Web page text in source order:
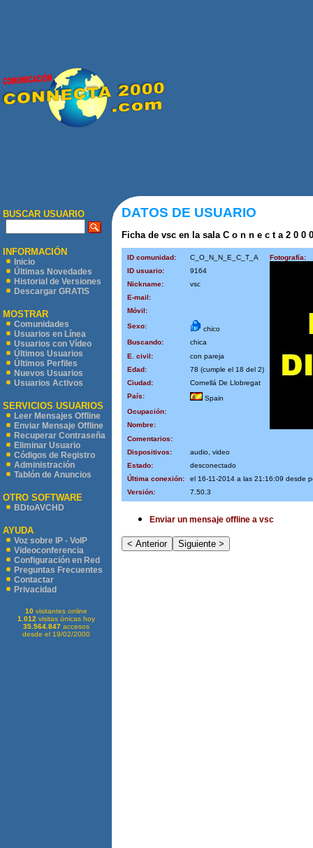
BUSCAR USUARIO
INFORMACIÓN
Inicio
Últimas Novedades
Historial de Versiones
Descargar GRATIS
MOSTRAR
Comunidades
Usuarios en Línea
Usuarios con Vídeo
Últimos Usuarios
Últimos Perfiles
Nuevos Usuarios
Usuarios Activos
SERVICIOS USUARIOS
Leer Mensajes Offline
Enviar Mensaje Offline
Recuperar Contraseña
Eliminar Usuario
Códigos de Registro
Administración
Tablón de Anuncios
OTRO SOFTWARE
BDtoAVCHD
AYUDA
Voz sobre IP - VoIP
Videoconferencia
Configuración en Red
Preguntas Frecuentes
Contactar
Privacidad
10visitantes online
1.012 visitas únicas hoy
35.564.847accesos
desde el 19/02/2000
DATOS DE USUARIO
Ficha de vsc en la sala C o n n e c t a 2 0 0
ID comunidad: C_O_N_N_E_C_T_A
Fotografía:
ID usuario:
9164
Nickname:
vsc
E-mail:
Móvil:
Sexo:
chico
Buscando:
chica
E. civil:
con pareja
Edad:
78 (cumple el 18 del 2)
Ciudad:
Cornellá De Llobregat
País:
Spain
Ocupación:
Nombre:
Comentarios:
Dispositivos:
audio, video
Estado:
desconectado
Última conexión:
el 16-11-2014 a las 21:16:09 desde
Versión:
7.50.3
Enviar un mensaje offline a vsc